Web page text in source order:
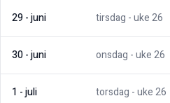
29-juni tirsdag - uke26
30-juni onsdag - uke26
1 -juli torsdag - uke26